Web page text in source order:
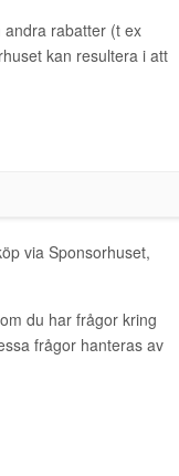
rabatter (t ex
kan resultera i att
via Sponsorhuset,
du har frågor kring
frågor hanteras av